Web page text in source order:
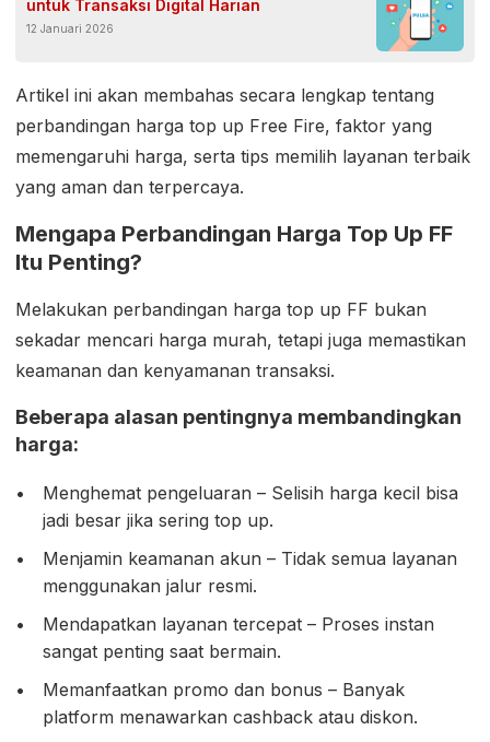
untuk Transaksi Digital Harian
12 Januari 2026
Artikel ini akan membahas secara lengkap tentang
perbandingan harga top up Free Fire, faktor yang
memengaruhi harga, serta tips memilih layanan terbaik
yang aman dan terpercaya.
Mengapa Perbandingan Harga Top Up FF
Itu Penting?
Melakukan perbandingan harga top up FF bukan
sekadar mencari harga murah, tetapi juga memastikan
keamanan dan kenyamanan transaksi.
Beberapa alasan pentingnya membandingkan
harga:
Menghemat pengeluaran – Selisih harga kecil bisa
jadi besar jika sering top up.
Menjamin keamanan akun – Tidak semua layanan
menggunakan jalur resmi.
Mendapatkan layanan tercepat – Proses instan
sangat penting saat bermain.
Memanfaatkan promo dan bonus – Banyak
platform menawarkan cashback atau diskon.